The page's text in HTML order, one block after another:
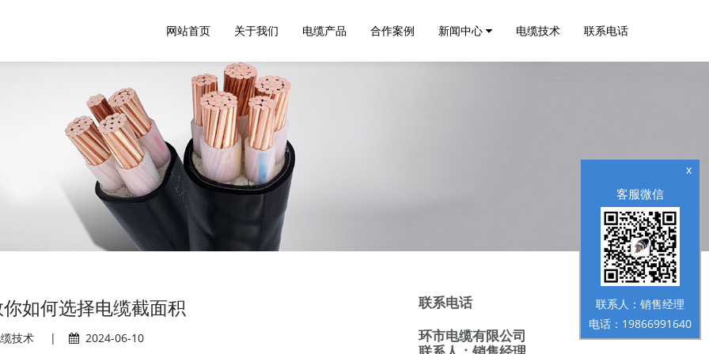
网站首页 关于我们 电缆产品 合作案例 新闻中心 电缆技术 联系电话
如何选择电缆截面积
技术| 2024-06-10
联系电话
环市电缆有限公司
x
客服微信
联系人：销售经理
电话：19866991640